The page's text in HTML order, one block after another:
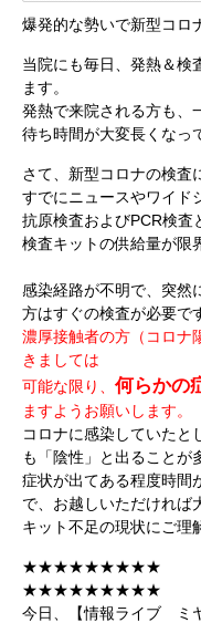
爆発的な勢いで新型コロ
当院にも毎日、発熱＆検
ます。
発熱で来院される方も、
待ち時間が大変長くなっ
さて、新型コロナの検査
すでにニュースやワイド
抗原検査およびPCR検査
検査キットの供給量が限
感染経路が不明で、突然
方はすぐの検査が必要で
濃厚接触者の方（コロナ
きましては
可能な限り、 何らかの
ますようお願いします。
コロナに感染していたと
も「陰性」と出ることが
症状が出てある程度時間
で、お越しいただければ
キット不足の現状にご理
★★★★★★★★★
★★★★★★★★★
今日、【情報ライブ ミ